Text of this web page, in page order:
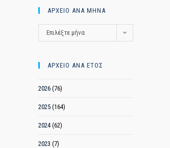
ΑΡΧΕΙΟ ΑΝΑ ΜΗΝΑ
ΑΡΧΕΙΟ
ΑΝΑ
Επιλέξτε μήνα
ΑΡΧΕΙΟ ΑΝΑ ΕΤΟΣ
2026 (76)
2025 (164)
2024 (62)
2023 (7)